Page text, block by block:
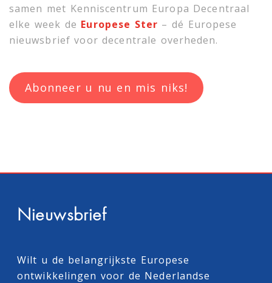
samen met Kenniscentrum Europa Decentraal
elke week de Europese Ster – dé Europese
nieuwsbrief voor decentrale overheden.
Abonneer u nu en mis niks!
Nieuwsbrief
Wilt u de belangrijkste Europese
ontwikkelingen voor de Nederlandse